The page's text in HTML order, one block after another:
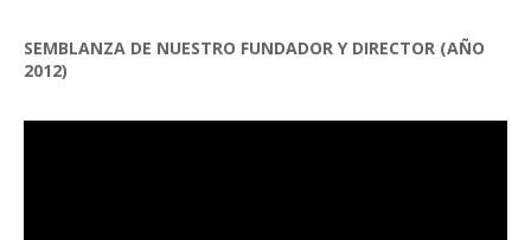
SEMBLANZA DE NUESTRO FUNDADOR Y DIRECTOR (AÑO
2012)